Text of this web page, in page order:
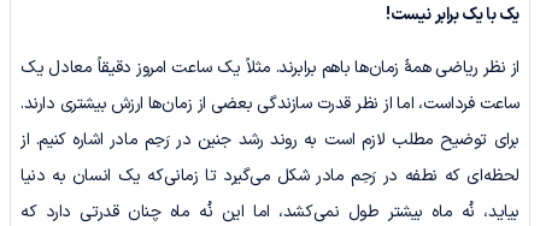
یک با یک برابر نیست!
از نظر ریاضی همۀ زمان‌ها باهم برابرند. مثلاً یک ساعت امروز دقیقاً معادل یک
ساعت فرداست، اما از نظر قدرت سازندگی بعضی از زمان‌ها ارزش بیشتری دارند.
برای توضیح مطلب لازم است به روند رشد جنین در رَحِم مادر اشاره کنیم. از
لحظه‌ای که نطفه در رَحِم مادر شکل می‌گیرد تا زمانی‌که یک انسان به دنیا
بیاید، نُه ماه بیشتر طول نمی‌کشد، اما این نُه ماه چنان قدرتی دارد که